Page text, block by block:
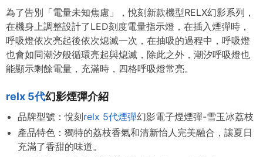
為了告別「電量未知焦慮」，悅刻新款機型RELX幻影系列，
在機身上調整設計了LED刻度電量指示燈，在插入煙彈時，
呼吸燈依次亮起後依次熄滅一次，在抽吸的過程中，呼吸燈
也會如同潮汐般循環亮起與熄滅，除此之外，潮汐呼吸燈也
能顯示剩餘電量，充滿時，四格呼吸燈常亮。
relx 5代幻影煙彈介紹
品牌型號：悅刻relx 5代煙彈幻影電子煙煙彈-雪玉冰荔枝
產品特色： 獨特的荔枝香氣和清新怡人完美融合，讓夏日
充滿了香甜的味道。